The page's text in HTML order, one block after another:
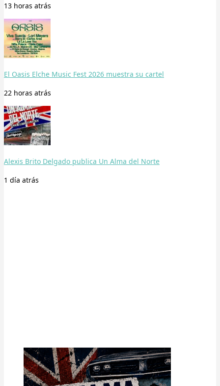
13 horas atrás
El Oasis Elche Music Fest 2026 muestra su cartel
22 horas atrás
Alexis Brito Delgado publica Un Alma del Norte
1 día atrás